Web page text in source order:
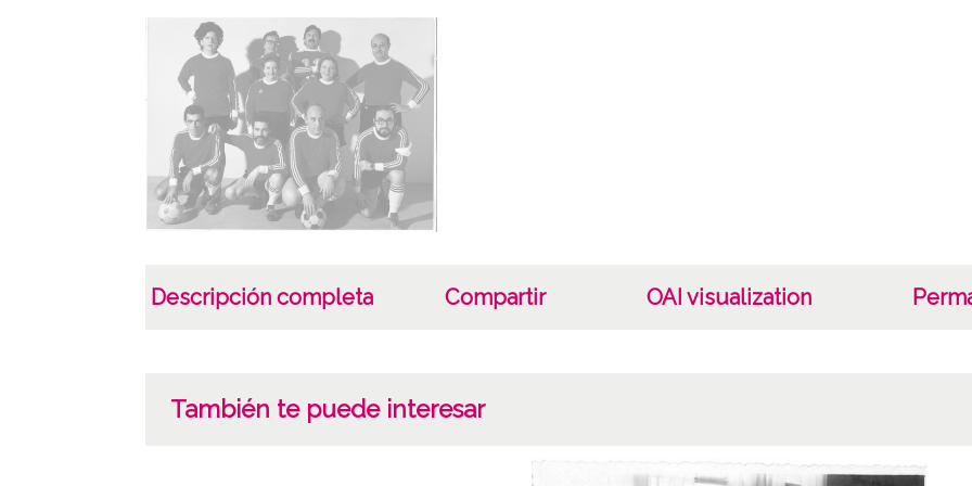
Descripción completa Compartir OAI visualization
También te puede interesar